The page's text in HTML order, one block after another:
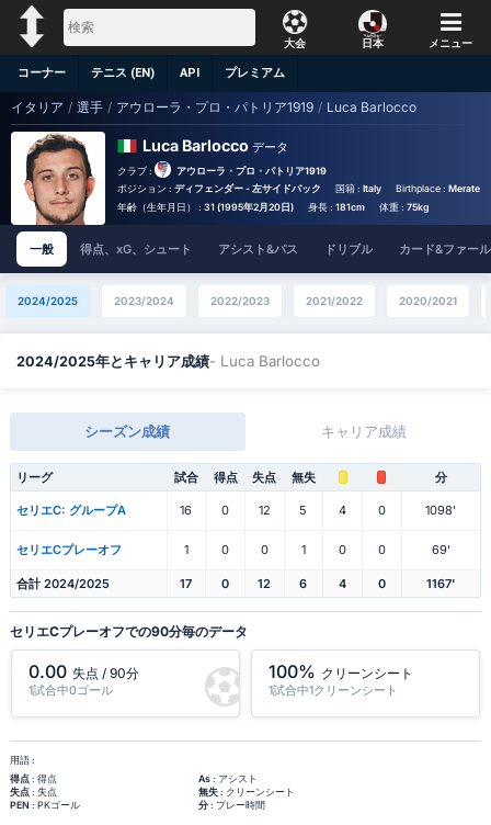
大会 日本 メニュー
コーナー テニス (EN) API プレミアム
イタリア / 選手 / アウローラ・プロ・パトリア1919 / Luca Barlocco
Luca Barlocco データ
クラブ :
アウローラ・プロ・パトリア1919
ポジション : ディフェンダー - 左サイドバック 国籍 : Italy Birthplace : Merate -
年齢（生年月日） : 31 (1995年2月20日) 身長 : 181cm 体重 : 75kg
一般 得点、xG、シュート アシスト&パス ドリブル カード&ファール
2024/2025 2023/2024 2022/2023 2021/2022 2020/2021
2024/2025年とキャリア成績- Luca Barlocco
シーズン成績 キャリア成績
リーグ 試合 得点 失点 無失 分
セリエC: グループA 16 0 12 5 4 0 1098'
セリエCプレーオフ 1 0 0 1 0 0 69'
合計 2024/2025 17 0 12 6 4 0 1167'
セリエCプレーオフでの90分毎のデータ
0.00 失点 / 90分
1試合中0ゴール
100% クリーンシート
1試合中1クリーンシート
用語 :
得点: 得点 As: アシスト
失点: 失点 無失: クリーンシート
PEN : PKゴール 分: プレー時間